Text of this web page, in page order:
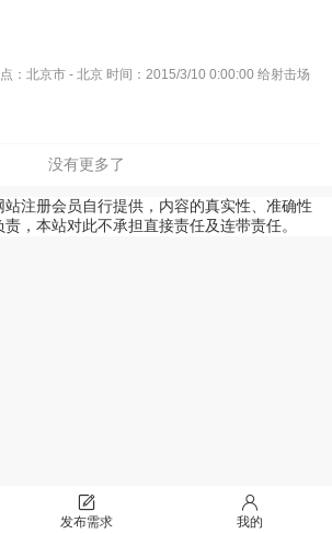
：北京市 - 北京 时间：2015/3/10 0:00:00 给射击场
没有更多了
站注册会员自行提供，内容的真实性、准确性
，本站对此不承担直接责任及连带责任。
发布需求 我的